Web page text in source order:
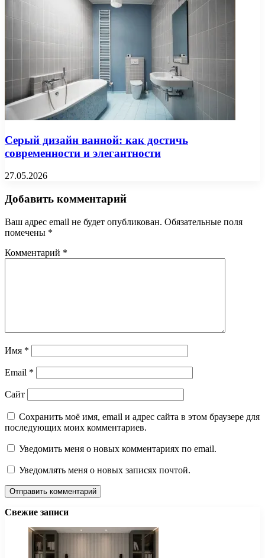
Серый дизайн ванной: как достичь
современности и элегантности
27.05.2026
Добавить комментарий
Ваш адрес email не будет опубликован. Обязательные поля
помечены *
Комментарий *
Имя *
Email *
Сайт
Сохранить моё имя, email и адрес сайта в этом браузере для
последующих моих комментариев.
Уведомить меня о новых комментариях по email.
Уведомлять меня о новых записях почтой.
Свежие записи